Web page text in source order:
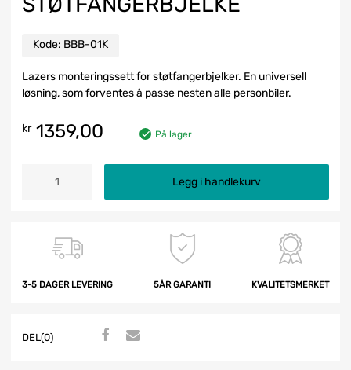
Kode: BBB-01K
Lazers monteringssett for støtfangerbjelker. En universell
løsning, som forventes å passe nesten alle personbiler.
kr1359,00 På lager
Legg i handlekurv
3-5 DAGER LEVERING 5ÅR GARANTI KVALITETSMERKET
DEL(0)